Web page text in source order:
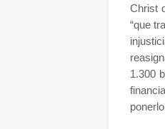
Christ
“que
1.300